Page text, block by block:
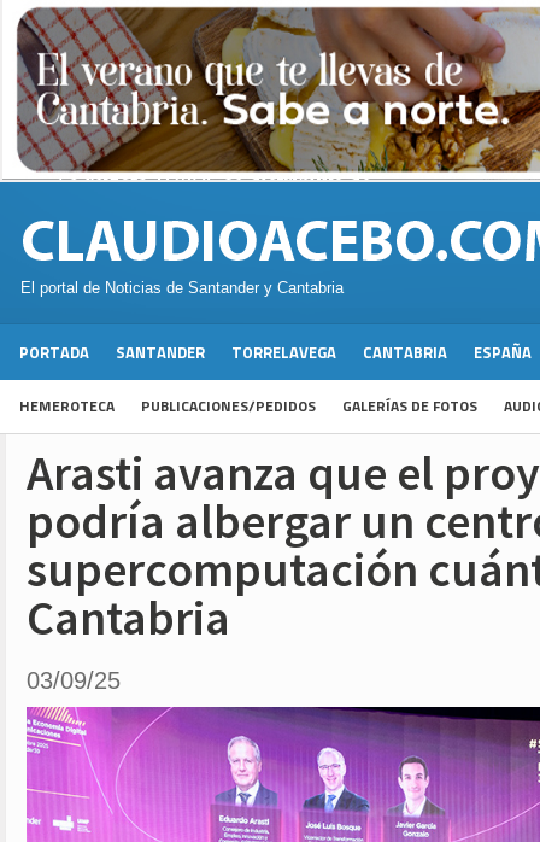
El portal de Noticias de Santander y Cantabria
PORTADA SANTANDER TORRELAVEGA CANTABRIA ESPAÑA
HEMEROTECA PUBLICACIONES/PEDIDOS GALERÍAS DE FOTOS
Arasti avanza que el
podría albergar un
supercomputación
Cantabria
03/09/25